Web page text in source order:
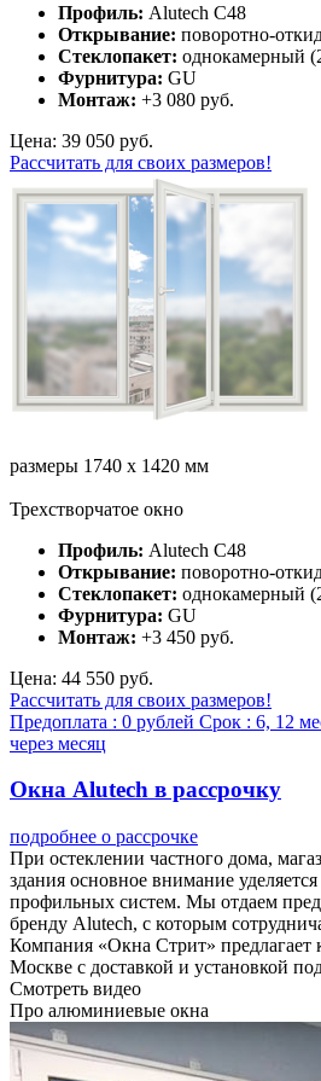
Профиль: Alutech C48
Открывание: поворотно-
Стеклопакет: однокамерный
Фурнитура: GU
Монтаж: +3 080 руб.
Цена: 39 050 руб.
Рассчитать для своих размеров!
размеры 1740 х 1420 мм
Трехстворчатое окно
Профиль: Alutech C48
Открывание: поворотно-
Стеклопакет: однокамерный
Фурнитура: GU
Монтаж: +3 450 руб.
Цена: 44 550 руб.
Рассчитать для своих размеров!
Предоплата : 0 рублей Срок : 6, 12
через месяц
Окна Alutech в рассрочку
подробнее о рассрочке
При остеклении частного дома,
здания основное внимание
профильных систем. Мы отдаем
бренду Alutech, с которым
Компания «Окна Стрит» предлагает
Москве с доставкой и установкой
Смотреть видео
Про алюминиевые окна